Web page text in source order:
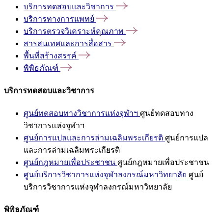
บริการทดสอบและวิชาการ
บริการทางการแพทย์
บริการตรวจวิเคราะห์คุณภาพ
สารสนเทศและการสื่อสาร
พื้นที่สร้างสรรค์
พิพิธภัณฑ์
บริการทดสอบและวิชาการ
ศูนย์ทดสอบทางวิชาการแห่งจุฬาฯ ศูนย์ทดสอบทาง
วิชาการแห่งจุฬาฯ
ศูนย์การแปลและการล่ามเฉลิมพระเกียรติ ศูนย์การแปล
และการล่ามเฉลิมพระเกียรติ
ศูนย์กฎหมายเพื่อประชาชน ศูนย์กฎหมายเพื่อประชาชน
ศูนย์บริการวิชาการแห่งจุฬาลงกรณ์มหาวิทยาลัย ศูนย์
บริการวิชาการแห่งจุฬาลงกรณ์มหาวิทยาลัย
พิพิธภัณฑ์